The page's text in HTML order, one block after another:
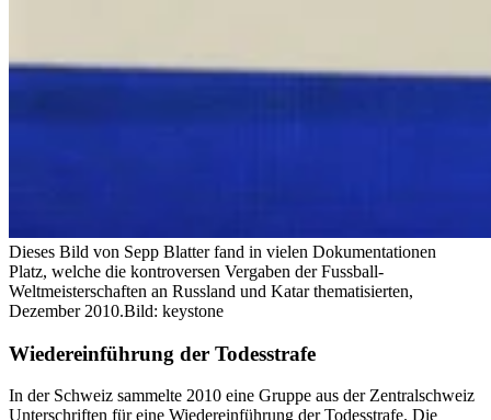
Dieses Bild von Sepp Blatter fand in vielen Dokumentationen
Platz, welche die kontroversen Vergaben der Fussball-
Weltmeisterschaften an Russland und Katar thematisierten,
Dezember 2010.Bild: keystone
Wiedereinführung der Todesstrafe
In der Schweiz sammelte 2010 eine Gruppe aus der Zentralschweiz
Unterschriften für eine Wiedereinführung der Todesstrafe. Die